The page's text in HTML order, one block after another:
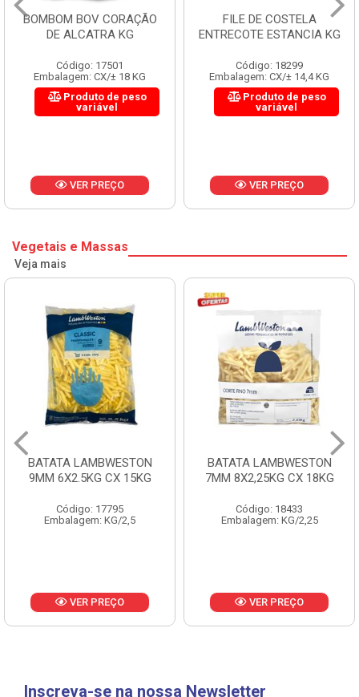
BOMBOM BOV CORAÇÃO
DE ALCATRA KG
Código: 17501
Embalagem: CX/± 18 KG
Produto de peso
variável
VER PREÇO
FILE DE COSTELA
ENTRECOTE ESTANCIA KG
Código: 18299
Embalagem: CX/± 14,4 KG
Produto de peso
variável
VER PREÇO
Vegetais e Massas
Veja mais
BATATA LAMBWESTON
9MM 6X2.5KG CX 15KG
Código: 17795
Embalagem: KG/2,5
VER PREÇO
BATATA LAMBWESTON
7MM 8X2,25KG CX 18KG
Código: 18433
Embalagem: KG/2,25
VER PREÇO
Inscreva-se na nossa Newsletter